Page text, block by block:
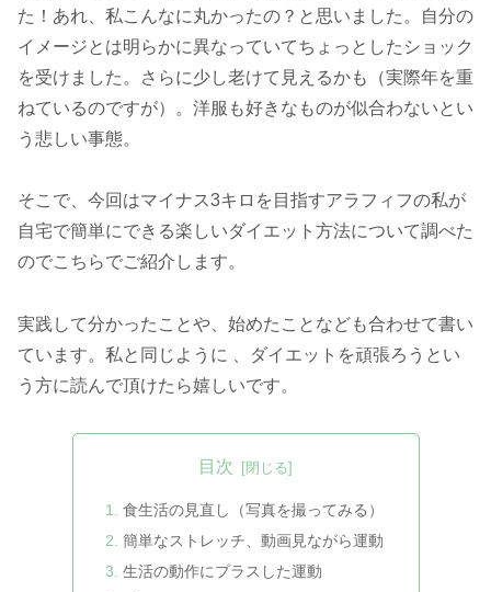
た！あれ、私こんなに丸かったの？と思いました。自分の
イメージとは明らかに異なっていてちょっとしたショック
を受けました。さらに少し老けて見えるかも（実際年を重
ねているのですが）。洋服も好きなものが似合わないとい
う悲しい事態。
そこで、今回はマイナス3キロを目指すアラフィフの私が
自宅で簡単にできる楽しいダイエット方法について調べた
のでこちらでご紹介します。
実践して分かったことや、始めたことなども合わせて書い
ています。私と同じように 、ダイエットを頑張ろうとい
う方に読んで頂けたら嬉しいです。
目次
食生活の見直し（写真を撮ってみる）
簡単なストレッチ、動画見ながら運動
生活の動作にプラスした運動